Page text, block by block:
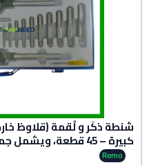
شنطة ذكَر و لُقمة (قلاوظ
كبيرة – 45 قطعة،
قلاوظ خشن ودقيق
Remo